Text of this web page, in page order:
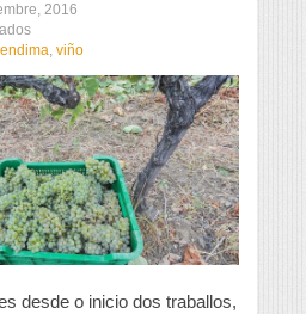
2016
en
A
en
Valdeorras
remata
cun
29%
menos
de
uva
recollida
, viño
desde o inicio dos traballos,